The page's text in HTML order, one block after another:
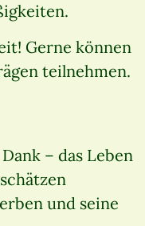
Gerne können
teilnehmen.
– das Leben
und seine